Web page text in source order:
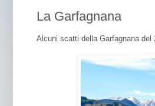
La Garfagnana
Alcuni scatti della Garfagnana del